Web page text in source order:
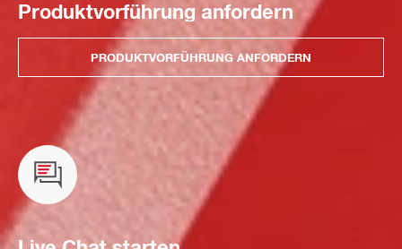
Produktvorführung anfordern
PRODUKTVORFÜHRUNG ANFORDERN